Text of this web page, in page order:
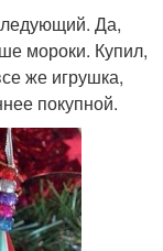
Да,
мороки. Купил,
же игрушка,
покупной.